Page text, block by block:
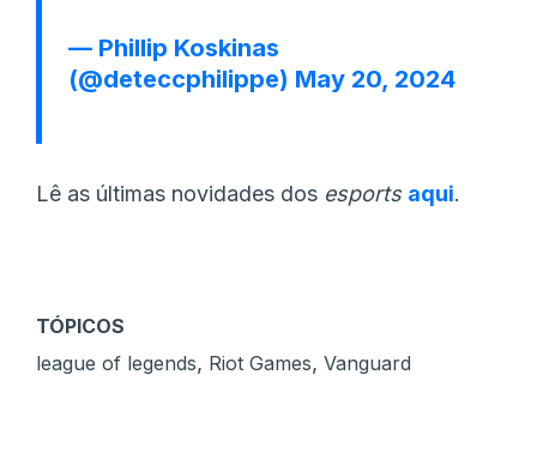
— Phillip Koskinas
(@deteccphilippe) May 20, 2024
Lê as últimas novidades dos esports aqui.
TÓPICOS
league of legends, Riot Games, Vanguard